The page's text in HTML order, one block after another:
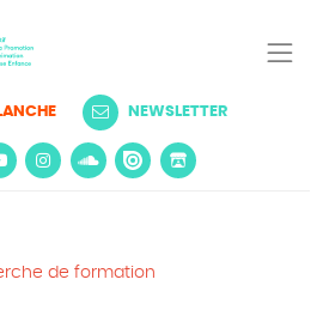
NEWSLETTER
de formation